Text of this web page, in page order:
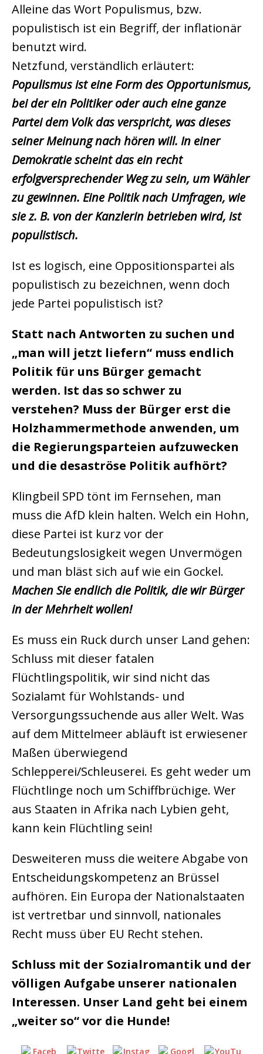
Alleine das Wort Populismus, bzw.
populistisch ist ein Begriff, der inflationär
benutzt wird.
Netzfund, verständlich erläutert:
Populismus ist eine Form des Opportunismus,
bei der ein Politiker oder auch eine ganze
Partei dem Volk das verspricht, was dieses
seiner Meinung nach hören will. In einer
Demokratie scheint das ein recht
erfolgversprechender Weg zu sein, um Wähler
zu gewinnen. Eine Politik nach Umfragen, wie
sie z. B. von der Kanzlerin betrieben wird, ist
populistisch.
Ist es logisch, eine Oppositionspartei als
populistisch zu bezeichnen, wenn doch
jede Partei populistisch ist?
Statt nach Antworten zu suchen und
„man will jetzt liefern“ muss endlich
Politik für uns Bürger gemacht
werden. Ist das so schwer zu
verstehen? Muss der Bürger erst die
Holzhammermethode anwenden, um
die Regierungsparteien aufzuwecken
und die desaströse Politik aufhört?
Klingbeil SPD tönt im Fernsehen, man
muss die AfD klein halten. Welch ein Hohn,
diese Partei ist kurz vor der
Bedeutungslosigkeit wegen Unvermögen
und man bläst sich auf wie ein Gockel.
Machen Sie endlich die Politik, die wir Bürger
in der Mehrheit wollen!
Es muss ein Ruck durch unser Land gehen:
Schluss mit dieser fatalen
Flüchtlingspolitik, wir sind nicht das
Sozialamt für Wohlstands- und
Versorgungssuchende aus aller Welt. Was
auf dem Mittelmeer abläuft ist erwiesener
Maßen überwiegend
Schlepperei/Schleuserei. Es geht weder um
Flüchtlinge noch um Schiffbrüchige. Wer
aus Staaten in Afrika nach Lybien geht,
kann kein Flüchtling sein!
Desweiteren muss die weitere Abgabe von
Entscheidungskompetenz an Brüssel
aufhören. Ein Europa der Nationalstaaten
ist vertretbar und sinnvoll, nationales
Recht muss über EU Recht stehen.
Schluss mit der Sozialromantik und der
völligen Aufgabe unserer nationalen
Interessen. Unser Land geht bei einem
„weiter so“ vor die Hunde!